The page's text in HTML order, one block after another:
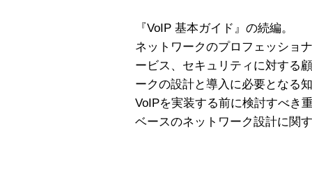
『VoIP 基本ガイド』の続編。
ネットワークのプロフェッショ
ービス、セキュリティに対する
ークの設計と導入に必要となる
VoIPを実装する前に検討すべき
ベースのネットワーク設計に関